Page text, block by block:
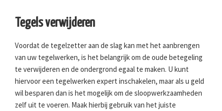
Tegels verwijderen
Voordat de tegelzetter aan de slag kan met het aanbrengen
van uw tegelwerken, is het belangrijk om de oude betegeling
te verwijderen en de ondergrond egaal te maken. U kunt
hiervoor een tegelwerken expert inschakelen, maar als u geld
wil besparen dan is het mogelijk om de sloopwerkzaamheden
zelf uit te voeren. Maak hierbij gebruik van het juiste